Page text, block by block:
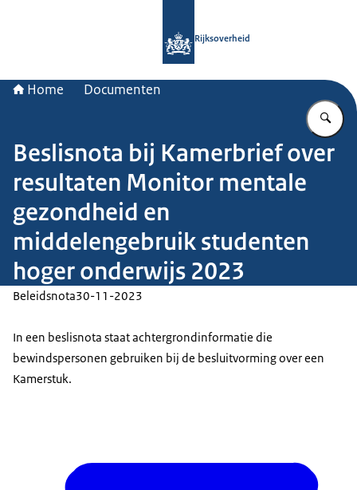
Rijksoverheid
Home Documenten
Beslisnota bij Kamerbrief over
resultaten Monitor mentale
gezondheid en
middelengebruik studenten
hoger onderwijs 2023
Beleidsnota30-11-2023
In een beslisnota staat achtergrondinformatie die
bewindspersonen gebruiken bij de besluitvorming over een
Kamerstuk.